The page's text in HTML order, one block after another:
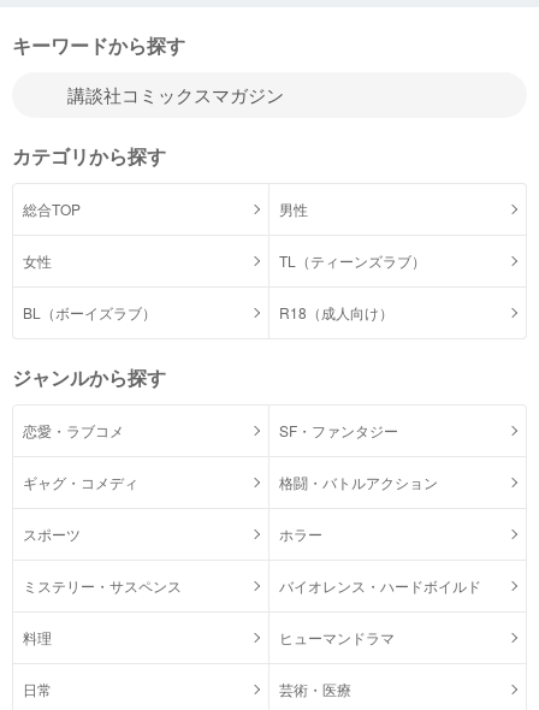
キーワードから探す
カテゴリから探す
総合TOP 男性
女性 TL（ティーンズラブ）
BL（ボーイズラブ） R18（成人向け）
ジャンルから探す
恋愛・ラブコメ SF・ファンタジー
ギャグ・コメディ 格闘・バトルアクション
スポーツ ホラー
ミステリー・サスペンス バイオレンス・ハードボイルド
料理 ヒューマンドラマ
日常 芸術・医療